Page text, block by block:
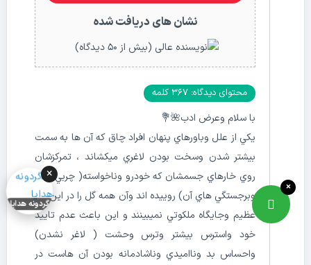
نشان های دریافت شده
محتوای دیدگاه: 367 کلمه
با سلام وعرض ادب🌺💐
يكي از علل وباورهاي پنهان افراد چاق كه آن ها به سمت
بيشتر شدن وسخت بودن لاغري ميكشاند ، تمركزشان
روي خارهاي جسمشان كه خودرو وناخواسته( چربي هاي
وبرجستگي هاي آن) روييده اند وآن همه گل را در اين باغ
عظيم وجايگاه ملكوتي نميبينند و اين باعث عدم تاييد
خود واسترس بيشتر وترس وحشت ( لاغر نشدن)
واحساس بد ونااميدي وناشادمانه بودن آن هاست در
×
×
گردونه هدایا